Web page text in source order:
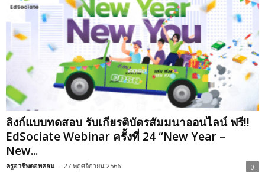
ลิงก์แบบทดสอบ รับเกียรติบัตรสัมมนาออนไลน์ ฟรี!!
EdSociate Webinar ครั้งที่ 24 “New Year –
New...
ครูอาชีพดอทคอม - 27 พฤศจิกายน 2566 0